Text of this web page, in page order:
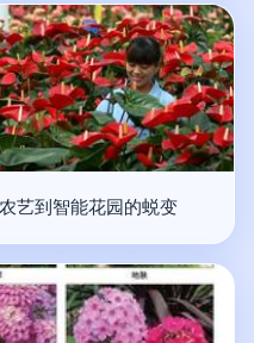
艺到智能花园的蜕变